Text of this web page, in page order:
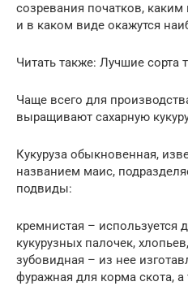
созревания початков, каким
и в каком виде окажутся
Читать также: Лучшие сорта
Чаще всего для
выращивают сахарную
Кукуруза обыкновенная,
названием маис,
подвиды:
кремнистая – используется
кукурузных палочек,
зубовидная – из нее
фуражная для корма скота, а